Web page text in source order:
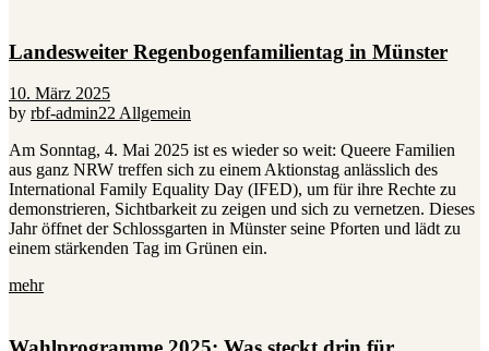
Landesweiter Regenbogenfamilientag in Münster
10. März 2025
by rbf-admin22Allgemein
Am Sonntag, 4. Mai 2025 ist es wieder so weit: Queere Familien
aus ganz NRW treffen sich zu einem Aktionstag anlässlich des
International Family Equality Day (IFED), um für ihre Rechte zu
demonstrieren, Sichtbarkeit zu zeigen und sich zu vernetzen. Dieses
Jahr öffnet der Schlossgarten in Münster seine Pforten und lädt zu
einem stärkenden Tag im Grünen ein.
mehr